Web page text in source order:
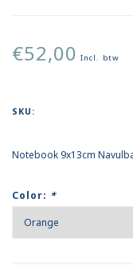
€52,00 Incl. btw
SKU:
Notebook 9x13cm
Color: *